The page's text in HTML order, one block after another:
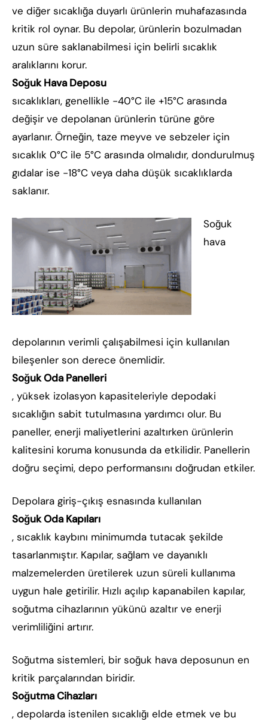
ve diğer sıcaklığa duyarlı ürünlerin muhafazasında
kritik rol oynar. Bu depolar, ürünlerin bozulmadan
uzun süre saklanabilmesi için belirli sıcaklık
aralıklarını korur.
Soğuk Hava Deposu
sıcaklıkları, genellikle -40°C ile +15°C arasında
değişir ve depolanan ürünlerin türüne göre
ayarlanır. Örneğin, taze meyve ve sebzeler için
sıcaklık 0°C ile 5°C arasında olmalıdır, dondurulmuş
gıdalar ise -18°C veya daha düşük sıcaklıklarda
saklanır.
Soğuk
hava
depolarının verimli çalışabilmesi için kullanılan
bileşenler son derece önemlidir.
Soğuk Oda Panelleri
, yüksek izolasyon kapasiteleriyle depodaki
sıcaklığın sabit tutulmasına yardımcı olur. Bu
paneller, enerji maliyetlerini azaltırken ürünlerin
kalitesini koruma konusunda da etkilidir. Panellerin
doğru seçimi, depo performansını doğrudan etkiler.
Depolara giriş-çıkış esnasında kullanılan
Soğuk Oda Kapıları
, sıcaklık kaybını minimumda tutacak şekilde
tasarlanmıştır. Kapılar, sağlam ve dayanıklı
malzemelerden üretilerek uzun süreli kullanıma
uygun hale getirilir. Hızlı açılıp kapanabilen kapılar,
soğutma cihazlarının yükünü azaltır ve enerji
verimliliğini artırır.
Soğutma sistemleri, bir soğuk hava deposunun en
kritik parçalarından biridir.
Soğutma Cihazları
, depolarda istenilen sıcaklığı elde etmek ve bu